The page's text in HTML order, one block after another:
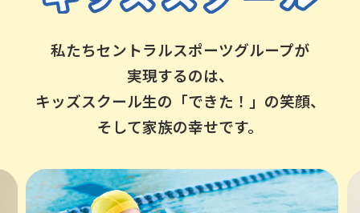
私たちセントラルスポーツグループが
実現するのは、
キッズスクール生の「できた！」の笑顔、
そして家族の幸せです。